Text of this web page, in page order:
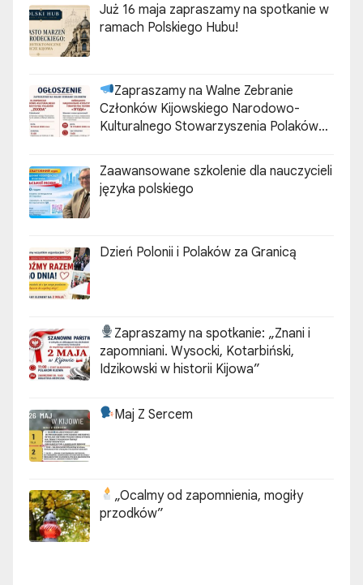
Już 16 maja zapraszamy na spotkanie w
ramach Polskiego Hubu!
Zapraszamy na Walne Zebranie
Członków Kijowskiego Narodowo-
Kulturalnego Stowarzyszenia Polaków
Zaawansowane szkolenie dla nauczycieli
języka polskiego
Dzień Polonii i Polaków za Granicą
Zapraszamy na spotkanie: „Znani i
zapomniani. Wysocki, Kotarbiński,
Idzikowski w historii Kijowa”
Maj Z Sercem
„Ocalmy od zapomnienia, mogiły
przodków”